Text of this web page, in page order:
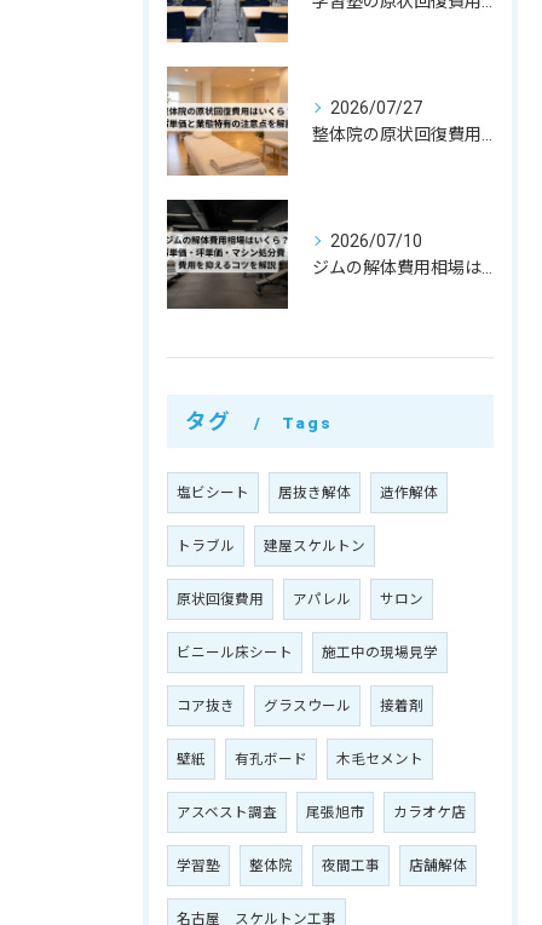
2026/07/27
整体院の原状回復費用はいくら？坪単価・㎡単価と業態特有の注意点を解説
2026/07/10
ジムの解体費用相場はいくら？㎡単価・坪単価・マシン処分費・費用を抑えるコツを解説
タグ Tags
塩ビシート 居抜き解体 造作解体
トラブル 建屋スケルトン
原状回復費用 アパレル サロン
ビニール床シート 施工中の現場見学
コア抜き グラスウール 接着剤
壁紙 有孔ボード 木毛セメント
アスベスト調査 尾張旭市 カラオケ店
学習塾 整体院 夜間工事 店舗解体
名古屋 スケルトン工事